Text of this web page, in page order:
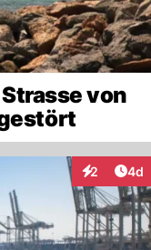
von
2 4d